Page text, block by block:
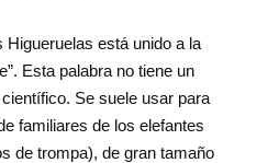
Higueruelas está unido a la
Esta palabra no tiene un
Se suele usar para
familiares de los elefantes
de trompa), de gran tamaño